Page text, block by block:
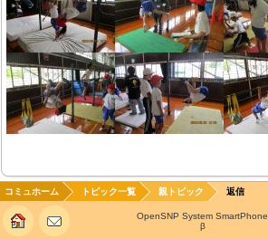
コミュホーム トピック一覧 親トピック 返信
OpenSNP System SmartPhone
β